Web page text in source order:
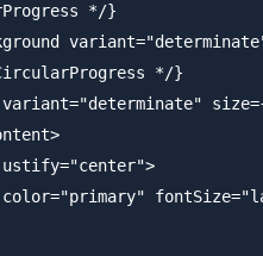
*/}
*/}